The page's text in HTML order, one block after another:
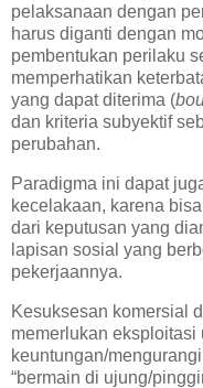
pelaksanaan dengan
harus diganti dengan
pembentukan perilaku
memperhatikan
yang dapat diterima (
dan kriteria subyektif
perubahan.
Paradigma ini dapat
kecelakaan, karena
dari keputusan yang
lapisan sosial yang
pekerjaannya.
Kesuksesan komersial
memerlukan eksploitasi
keuntungan/
“bermain di ujung/